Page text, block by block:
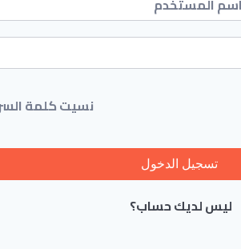
نسيت كلمة
تسجيل الدخول
ليس لديك حساب؟